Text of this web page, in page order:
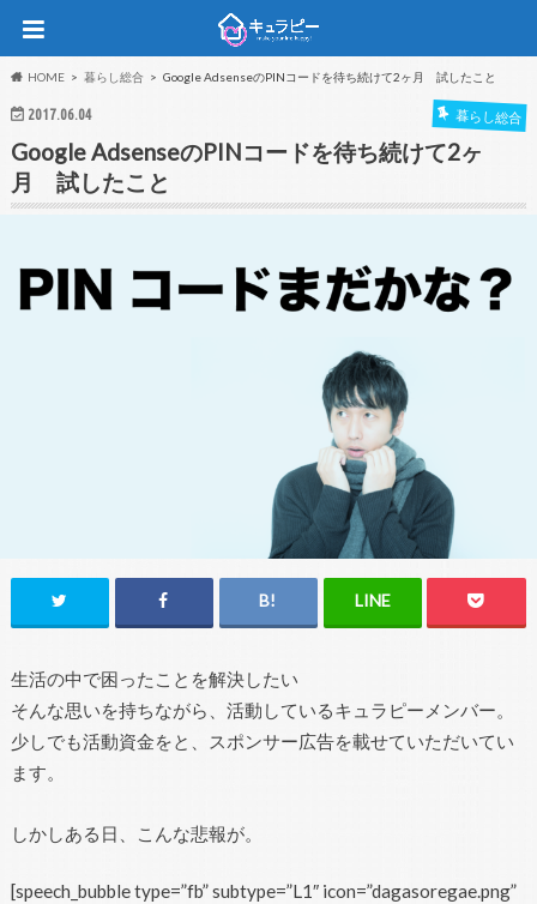
HOME 暮らし総合 Google AdsenseのPINコードを待ち続けて2ヶ月 試したこと
2017.06.04 暮らし総合
Google AdsenseのPINコードを待ち続けて2ヶ
月 試したこと
生活の中で困ったことを解決したい
そんな思いを持ちながら、活動しているキュラピーメンバー。
少しでも活動資金をと、スポンサー広告を載せていただいてい
ます。
しかしある日、こんな悲報が。
[speech_bubble type=”fb” subtype=”L1″ icon=”dagasoregae.png”